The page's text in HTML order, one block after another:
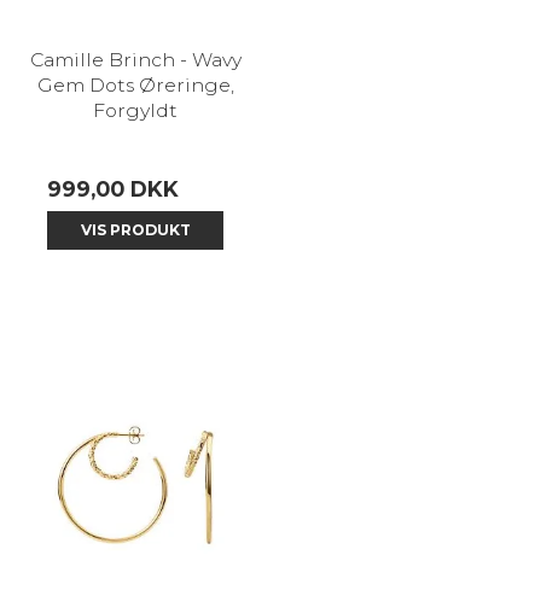
Camille Brinch - Wavy
Gem Dots Øreringe,
Forgyldt
999,00 DKK
VIS PRODUKT